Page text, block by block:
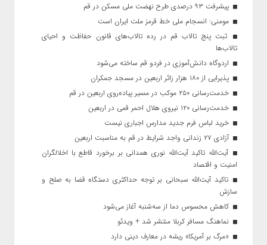
پیشرفت ۹۳ درصدی طرح نهضت ملی مسکن در قم
مومنی: انسجام ملی خط قرمز ملت ایران است
ثبت پنج تالاب قم در رده تالاب‌های قانون حفاظت و احیای
تالاب‌ها
اردوگاه دانش‌آموزی در فردو قم ساخته می‌شود
پذیرایی از ۱۸۰ هزار زائر اربعین در مسجد جمکران
خدمت‌رسانی ۲۵۰ موکب در مسیر پیاده‌روی اربعین در قم
خدمت‌رسانی ۱۲۰ نیروی هلال احمر قمی در اربعین
خرید لباس فرم جدید مدارس اجباری نیست
آزادی ۲۷ زندانی واجد شرایط در قم به مناسبت اربعین
آیت‌الله تاکید آیت‌الله نوری همدانی بر برخورد قاطع با اخلالگران
امنیت و اقتصاد
تاکید آیت‌الله‌ سبحانی بر توجه حداکثری دستگاه قضا به صلح و
سازش
کاهش محسوس دما از سه‌شنبه آغاز می‌شود
نماهنگ مسافر کربلا منتشر شد + ویدئو
«مرگ بر آمریکا» ریشه در معارف دینی دارد